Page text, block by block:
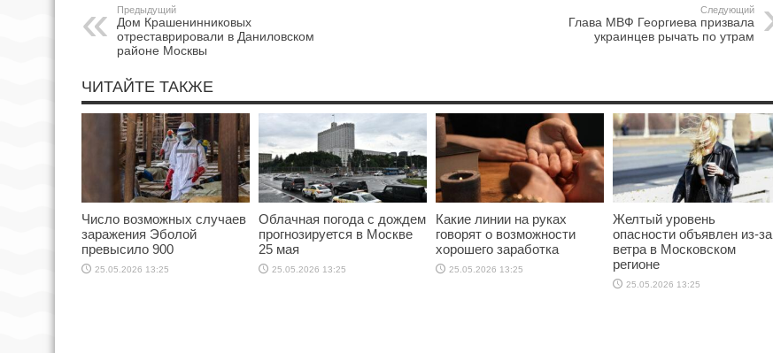
Предыдущий
Дом Крашенинниковых
отреставрировали в Даниловском
районе Москвы
Следующий
Глава МВФ Георгиева призвала
украинцев рычать по утрам
ЧИТАЙТЕ ТАКЖЕ
Число возможных случаев
заражения Эболой
превысило 900
25.05.2026 13:25
Облачная погода с дождем
прогнозируется в Москве
25 мая
25.05.2026 13:25
Какие линии на руках
говорят о возможности
хорошего заработка
25.05.2026 13:25
Желтый уровень
опасности объявлен из-за
ветра в Московском
регионе
25.05.2026 13:25